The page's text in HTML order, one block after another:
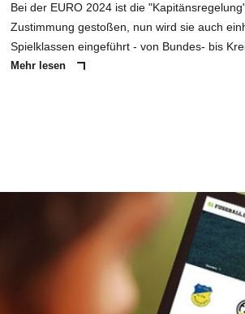
Bei der EURO 2024 ist die
Zustimmung gestoßen, nun wird sie auch
Spielklassen eingeführt - von Bundes- bis
Mehr lesen